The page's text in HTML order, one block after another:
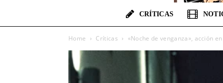
CRÍTICAS
Home Críticas «Noche de venganza», acción